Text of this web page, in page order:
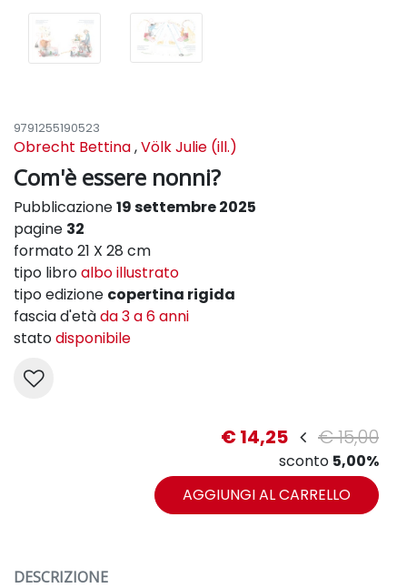
9791255190523
Obrecht Bettina,Völk Julie (ill.)
Com'è essere nonni?
Pubblicazione19 settembre 2025
pagine 32
formato 21 X 28 cm
tipo libroalbo illustrato
tipo edizione copertina rigida
fascia d'etàda 3 a 6 anni
statodisponibile
€ 14,25 € 15,00
sconto 5,00%
AGGIUNGI AL CARRELLO
DESCRIZIONE